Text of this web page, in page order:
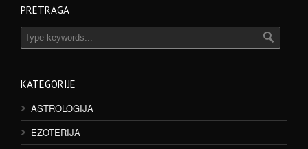
PRETRAGA
KATEGORIJE
ASTROLOGIJA
EZOTERIJA